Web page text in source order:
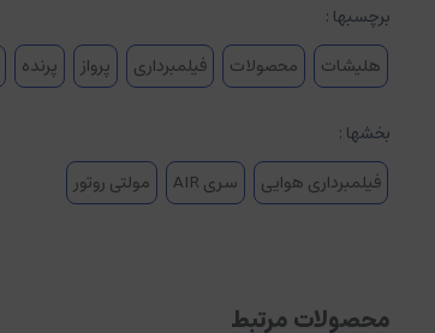
برچسبها :
هلیشات
محصولات فیلمبرداری پرواز پرنده
بخشها :
فیلمبرداری هوایی
سری AIR مولتی روتور
محصولات مرتبط